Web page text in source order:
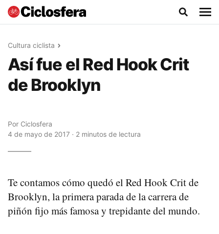
Cultura ciclista
Así fue el Red Hook Crit
de Brooklyn
Por Ciclosfera
4 de mayo de 2017 · 2 minutos de lectura
Te contamos cómo quedó el Red Hook Crit de
Brooklyn, la primera parada de la carrera de
piñón fijo más famosa y trepidante del mundo.